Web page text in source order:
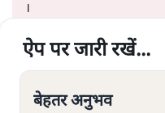
।
शीतल पी. सिंहकी और स्टोरी पढ़ें
ऐप पर जारी रखें...
बेहतर अनुभव
ऐप पर जारी रखें...
बेहतर अनुभव
ऐप पर जारी रखें...
बेहतर अनुभव
ऐप पर जारी रखें...
बेहतर अनुभव
ऐप पर जारी रखें...
बेहतर अनुभव
ऐप पर जारी रखें...
बेहतर अनुभव
ऐप पर जारी रखें...
बेहतर अनुभव